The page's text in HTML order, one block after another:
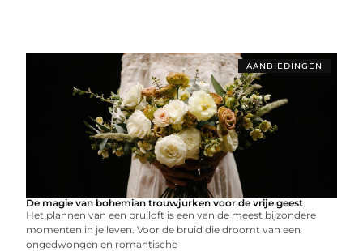
AANBIEDINGEN
De magie van bohemian trouwjurken voor de vrije geest
Het plannen van een bruiloft is een van de meest bijzondere
momenten in je leven. Voor de bruid die droomt van een
ongedwongen en romantische